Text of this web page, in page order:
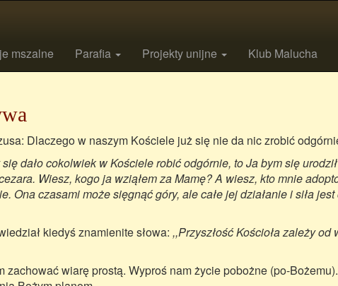
mszalne Parafia Projekty unijne Klub Malucha
Dlaczego w naszym Kościele już się nie da nic zrobić
dało cokolwiek w Kościele robić odgórnie, to Ja bym się
Wiesz, kogo ja wziąłem za Mamę? A wiesz, kto mnie
Ona czasami może sięgnąć góry, ale całe jej działanie i siła jest
kiedyś znamienite słowa: ,,Przyszłość Kościoła zależy od
zachować wiarę prostą. Wyproś nam życie pobożne (po-